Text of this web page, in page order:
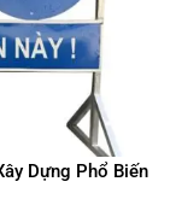
Dựng Phổ Biến